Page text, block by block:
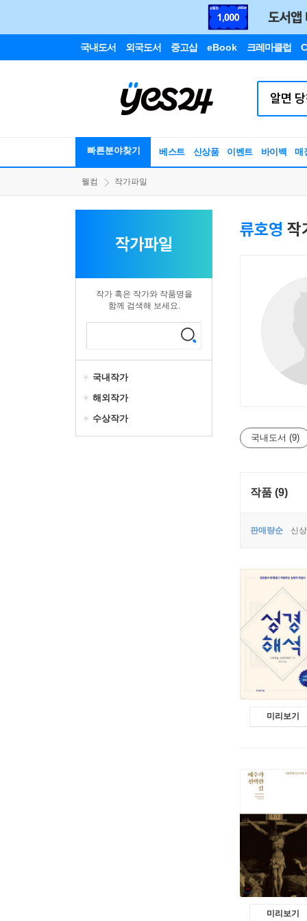
국내도서 외국도서 중고샵 eBook 크레마클럽
빠른분야찾기 베스트 신상품 이벤트 바이백 매
웰컴 작가파일
작가파일
작가 혹은 작가와 작품명을
함께 검색해 보세요.
국내작가
해외작가
수상작가
류호영 작
국내도서 (9)
작품 (9)
판매량순 신
미리보기
미리보기